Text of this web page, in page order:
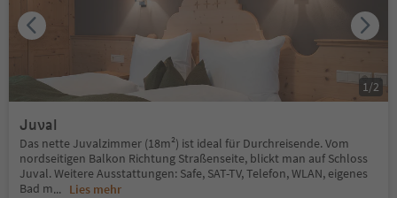
Juval
Das nette Juvalzimmer (18m²) ist ideal für Durchreisende. Vom
nordseitigen Balkon Richtung Straßenseite, blickt man auf Schloss
Juval. Weitere Ausstattungen: Safe, SAT-TV, Telefon, WLAN, eigenes
Bad m... Lies mehr
1 /2